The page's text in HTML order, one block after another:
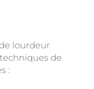
lourdeur
de
: